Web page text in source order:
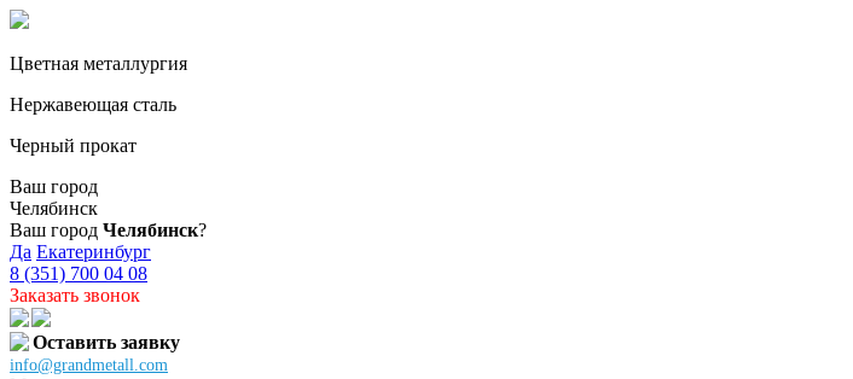
Цветная металлургия
Нержавеющая сталь
Черный прокат
Ваш город
Челябинск
Ваш город Челябинск?
Да Екатеринбург
8 (351) 700 04 08
Заказать звонок
Оставить заявку
info@grandmetall.com